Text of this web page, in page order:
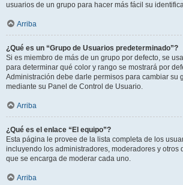
usuarios de un grupo para hacer más fácil su
Arriba
¿Qué es un “Grupo de Usuarios predeterminado”?
Si es miembro de más de un grupo por defecto, se
para determinar qué color y rango se mostrará por
Administración debe darle permisos para cambiar su
mediante su Panel de Control de Usuario.
Arriba
¿Qué es el enlace “El equipo”?
Esta página le provee de la lista completa de los
incluyendo los administradores, moderadores y otros
que se encarga de moderar cada uno.
Arriba